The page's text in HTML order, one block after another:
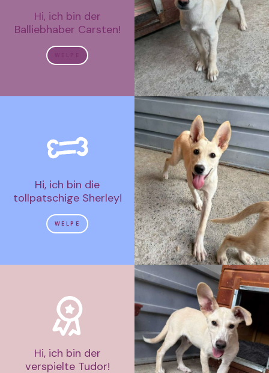
Hi, ich bin der
Balliebhaber Carsten!
Hi, ich bin die
tollpatschige Sherley!
WELPE
Hi, ich bin der
verspielte Tudor!